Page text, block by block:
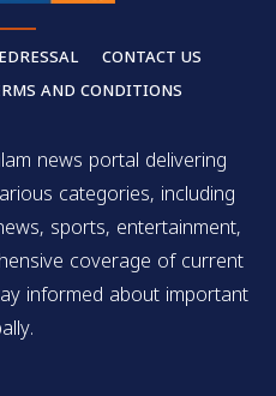
CONTACT US
AND CONDITIONS
news portal delivering
categories, including
sports, entertainment,
coverage of current
informed about important